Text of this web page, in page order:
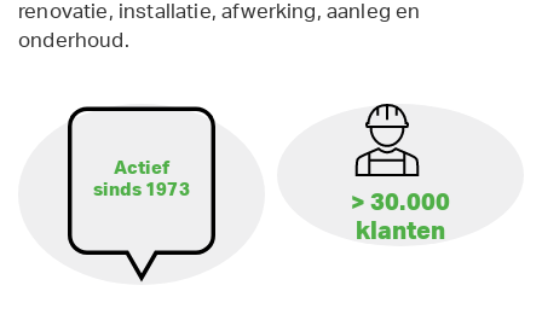
renovatie, installatie, afwerking, aanleg en
onderhoud.
Actief
sinds 1973
> 30.000
klanten